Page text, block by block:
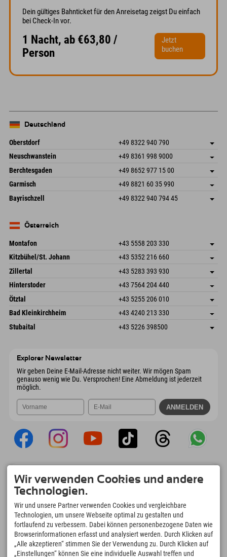
Dein gültiges Bahnticket für den Anreisetag zeigst Du einfach
bei Check-In vor.
1 Nacht, ab €63,80 /
Person
Jetzt
buchen
Deutschland
Oberstdorf +49 8322 940 790
An der Breitach 3
Deutschland
Adresse speichern
Buchen
Neuschwanstein +49 8361 998 9000
An der Riese 45
87484 Nesselwang im Allgäu
Deutschland
Adresse speichern
Anreiseinfos
Buchen
Berchtesgaden +49 8652 977 15 00
Hofreitstr. 7
Deutschland
Adresse speichern
Buchen
Garmisch +49 8821 60 35 990
Frickenstraße 22
82490 Farchant
Adresse speichern
Anreiseinfos
Bayrischzell +49 8322 940 794 45
Deutschland
Österreich
Montafon +43 5558 203 330
Dorfstr. 127b
6793 Gaschurn/Montafon
Österreich
Adresse speichern
Buchen
Kitzbühel/St. Johann +43 5352 216 660
Speckbacherstraße 87
6380 St. Johann in Tirol
Österreich
Adresse speichern
Anreiseinfos
Buchen
Zillertal +43 5283 393 930
Schmiedau 2
Österreich
Adresse speichern
Buchen
Hinterstoder +43 7564 204 440
Freizeitpark 10
4573 Hinterstoder
Österreich
Adresse speichern
Anreiseinfos
Buchen
Ötztal +43 5255 206 010
Gscheat 14
Österreich
Adresse speichern
Buchen
Bad Kleinkirchheim +43 4240 213 330
Dorfstraße 24
9546 Bad Kleinkirchheim
Adresse speichern
Anreiseinfos
Stubaital +43 5226 398500
Explorer Newsletter
Wir geben Deine E-Mail-Adresse nicht weiter. Wir mögen Spam
genauso wenig wie Du. Versprochen! Eine Abmeldung ist jederzeit
möglich.
Upload Deiner #ExplorerMoments, Mein
Explorer To Go mit Buchungsübersicht,
Bucketlist, Restaurantübersicht uvm. Jetzt
downloaden!
Zeit für Explorer Moments
166 4.634km
Wir verwenden Cookies und andere
Technologien.
Wir und unsere Partner verwenden Cookies und vergleichbare
Technologien, um unsere Webseite optimal zu gestalten und
fortlaufend zu verbessern. Dabei können personenbezogene Daten wie
Browserinformationen erfasst und analysiert werden. Durch Klicken auf
„Alle akzeptieren“ stimmen Sie der Verwendung zu. Durch Klicken auf
„Einstellungen“ können Sie eine individuelle Auswahl treffen und